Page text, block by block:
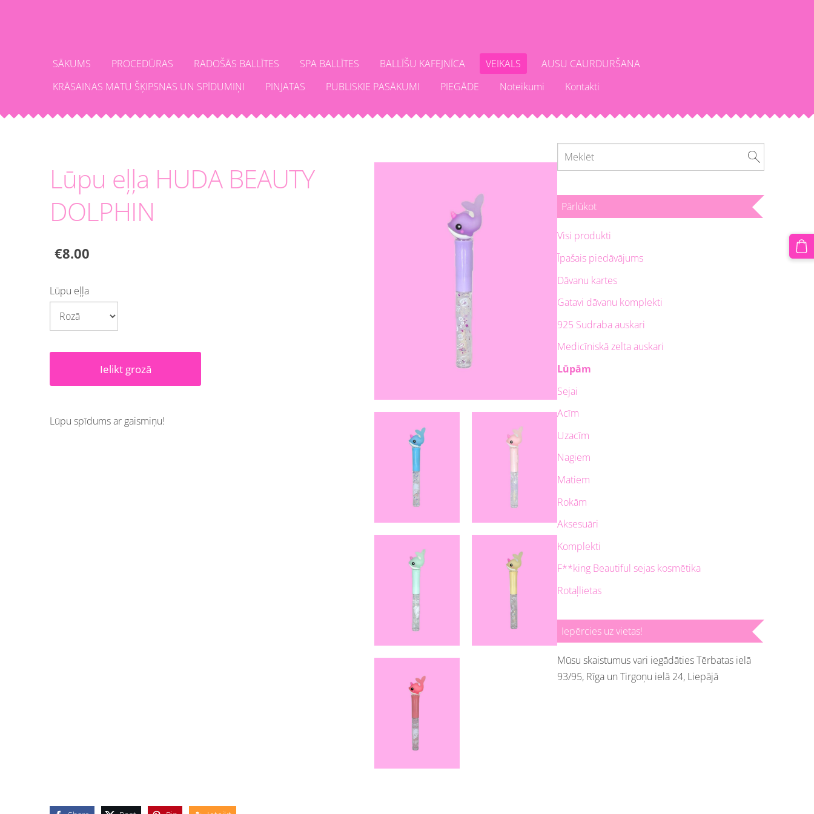
SĀKUMS PROCEDŪRAS RADOŠĀS BALLĪTES SPA BALLĪTES BALLĪŠU KAFEJNĪCA VEIKALS
AUSU CAURDURŠANA
KRĀSAINAS MATU ŠĶIPSNAS UN SPĪDUMIŅI
PINJATAS PUBLISKIE PASĀKUMI PIEGĀDE Noteikumi Kontakti
Pārlūkot
Visi produkti
Īpašais piedāvājums
Dāvanu kartes
Gatavi dāvanu komplekti
925 Sudraba auskari
Medicīniskā zelta auskari
Lūpām
Sejai
Acīm
Uzacīm
Nagiem
Matiem
Rokām
Aksesuāri
Komplekti
F**king Beautiful sejas kosmētika
Rotaļlietas
Iepērcies uz vietas!
Mūsu skaistumus vari iegādāties Tērbatas ielā
93/95, Rīga un Tirgoņu ielā 24, Liepājā
Lūpu eļļa HUDA BEAUTY
DOLPHIN
€8.00
Lūpu eļļa
Ielikt grozā
Lūpu spīdums ar gaismiņu!